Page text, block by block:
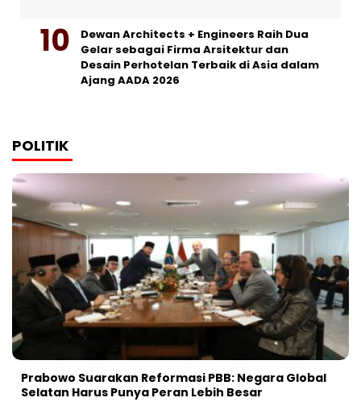
Dewan Architects + Engineers Raih Dua
Gelar sebagai Firma Arsitektur dan
Desain Perhotelan Terbaik di Asia dalam
Ajang AADA 2026
POLITIK
Prabowo Suarakan Reformasi PBB: Negara Global
Selatan Harus Punya Peran Lebih Besar